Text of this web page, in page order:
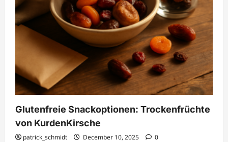
Glutenfreie Snackoptionen: Trockenfrüchte
von KurdenKirsche
patrick_schmidt December 10, 2025 0